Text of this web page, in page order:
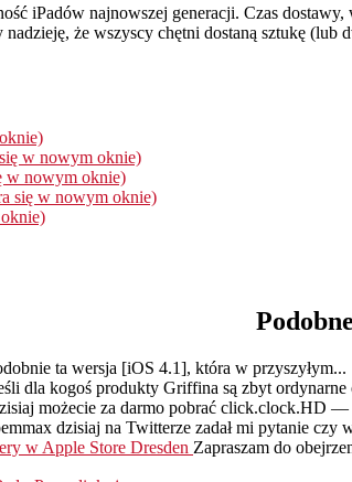
iPadów najnowszej generacji. Czas
że wszyscy chętni dostaną sztukę
w nowym oknie)
w nowym oknie)
się w nowym oknie)
ta wersja [iOS 4.1], która w przyszyłym...
dla kogoś produkty Griffina są zbyt ordynarne
możecie za darmo pobrać click.clock.HD
dzisiaj na Twitterze zadał mi pytanie czy
w Apple Store Dresden Zapraszam do